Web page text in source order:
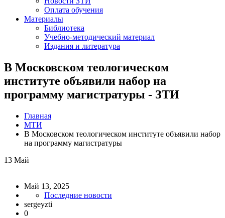
Оплата обучения
Материалы
Библиотека
Учебно-методический материал
Издания и литература
В Московском теологическом
институте объявили набор на
программу магистратуры - ЗТИ
Главная
МТИ
В Московском теологическом институте объявили набор
на программу магистратуры
13 Май
Май 13, 2025
Последние новости
sergeyzti
0